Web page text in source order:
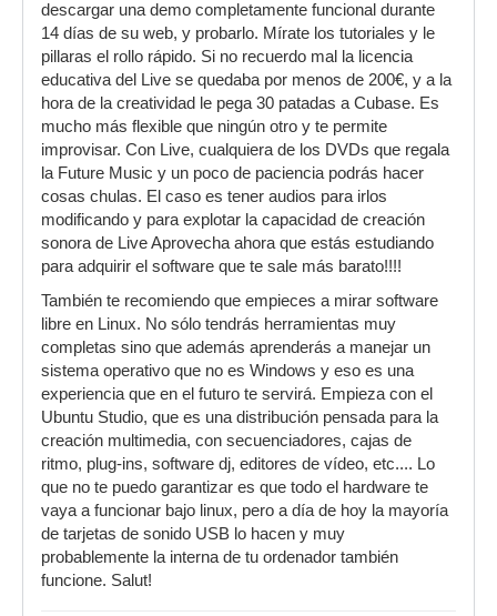
mil gracias de antemano.
"DrTek" escribió:
A ver si me aclaro...: ¿quieres hacer
producciones para dar a conocer los
evangelios y pretendes usar Nuendo,
Reason y FL? Me asalta la duda, ya
que teniendo en cuenta que, según
nos cuentas, no tienes presupuesto,
doy por hecho de que ese software
que usas es totalmente pirata e ilegal,
con lo que a efectos prácticos es
robado. ¿no te parece que hay un gran
agujero moral en tu planteamiento?
¿Que tal si empezamos por seguir eso
del "no robarás" y después ya sigues
con el resto de las escrituras?
de momento solo tengo el FL Studio con licencia
compartida con unos productores de Republica
dominicana con los que trabajo y les hago beats;
el Nuendo y Reason estoy pensando en
adquirirlos en alfasoni o alguna tienda musical
de las que hay por mi zona (Sant Boi de
descargar una demo completamente funcional durante
14 días de su web, y probarlo. Mírate los tutoriales y le
pillaras el rollo rápido. Si no recuerdo mal la licencia
educativa del Live se quedaba por menos de 200€, y a la
hora de la creatividad le pega 30 patadas a Cubase. Es
mucho más flexible que ningún otro y te permite
improvisar. Con Live, cualquiera de los DVDs que regala
la Future Music y un poco de paciencia podrás hacer
cosas chulas. El caso es tener audios para irlos
modificando y para explotar la capacidad de creación
sonora de Live Aprovecha ahora que estás estudiando
para adquirir el software que te sale más barato!!!!
También te recomiendo que empieces a mirar software
libre en Linux. No sólo tendrás herramientas muy
completas sino que además aprenderás a manejar un
sistema operativo que no es Windows y eso es una
experiencia que en el futuro te servirá. Empieza con el
Ubuntu Studio, que es una distribución pensada para la
creación multimedia, con secuenciadores, cajas de
ritmo, plug-ins, software dj, editores de vídeo, etc.... Lo
que no te puedo garantizar es que todo el hardware te
vaya a funcionar bajo linux, pero a día de hoy la mayoría
de tarjetas de sonido USB lo hacen y muy
probablemente la interna de tu ordenador también
funcione. Salut!